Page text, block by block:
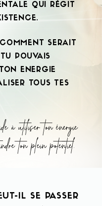
QUI RÉGIT
SERAIT
POUVAIS
ENERGIE
TOUS TES
à utiliser ton énergie
ton plein potentiel.
IL SE PASSER